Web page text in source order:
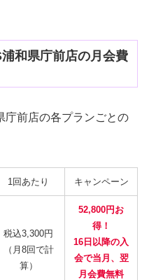
和県庁前店の月会費
庁前店の各プランごとの
1回あたり キャンペーン
税込3,300円
（月8回で計
算）
52,800円お
得！
16日以降の入
会で当月、翌
月会費無料